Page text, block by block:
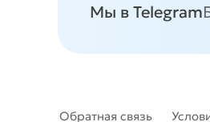
Мы в Telegram
Обратная связь